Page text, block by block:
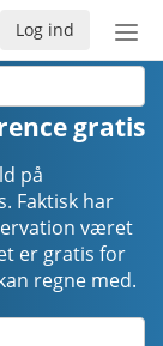
Slå
Log ind
gratis
på
Faktisk har
været
er gratis for
regne med.